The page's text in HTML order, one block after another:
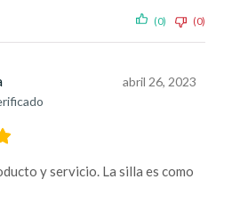
(0) (0)
abril 26, 2023
y servicio. La silla es como